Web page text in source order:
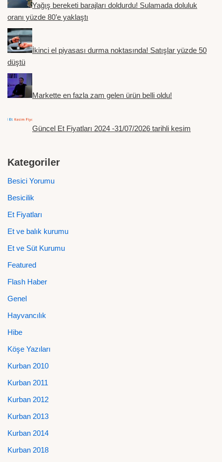
Yağış bereketi barajları doldurdu! Sulamada doluluk
oranı yüzde 80’e yaklaştı
İkinci el piyasası durma noktasında! Satışlar yüzde 50
düştü
Markette en fazla zam gelen ürün belli oldu!
Güncel Et Fiyatları 2024 -31/07/2026 tarihli kesim
Kategoriler
Besici Yorumu
Besicilik
Et Fiyatları
Et ve balık kurumu
Et ve Süt Kurumu
Featured
Flash Haber
Genel
Hayvancılık
Hibe
Köşe Yazıları
Kurban 2010
Kurban 2011
Kurban 2012
Kurban 2013
Kurban 2014
Kurban 2018